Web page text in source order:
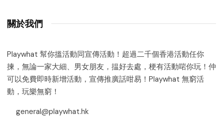
關於我們
Playwhat 幫你搵活動同宣傳活動！超過二千個香港活動任你
揀，無論一家大細、男女朋友，揾好去處，梗有活動啱你玩！仲
可以免費即時新增活動，宣傳推廣話咁易！Playwhat 無窮活
動，玩樂無窮！
general@playwhat.hk